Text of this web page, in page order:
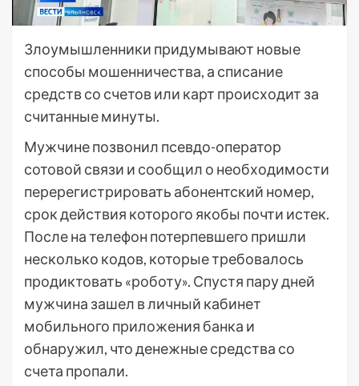
Злоумышленники придумывают новые
способы мошенничества, а списание
средств со счетов или карт происходит за
считанные минуты.
Мужчине позвонил псевдо-оператор
сотовой связи и сообщил о необходимости
перерегистрировать абонентский номер,
срок действия которого якобы почти истек.
После на телефон потерпевшего пришли
несколько кодов, которые требовалось
продиктовать «роботу». Спустя пару дней
мужчина зашел в личный кабинет
мобильного приложения банка и
обнаружил, что денежные средства со
счета пропали.